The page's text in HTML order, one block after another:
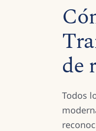
de
Todos